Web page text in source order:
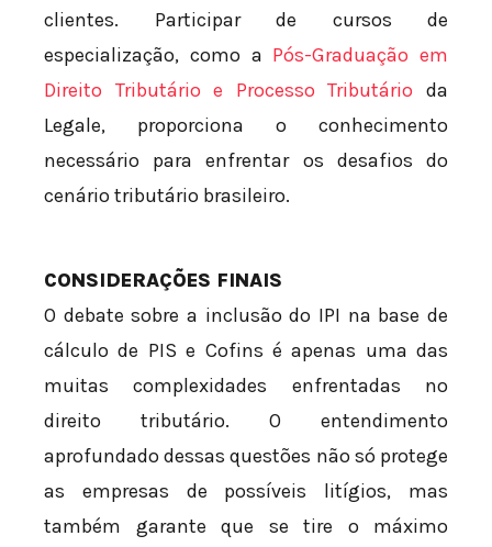
clientes. Participar de cursos de
especialização, como a Pós-Graduação em
Direito Tributário e Processo Tributário da
Legale, proporciona o conhecimento
necessário para enfrentar os desafios do
cenário tributário brasileiro.
CONSIDERAÇÕES FINAIS
O debate sobre a inclusão do IPI na base de
cálculo de PIS e Cofins é apenas uma das
muitas complexidades enfrentadas no
direito tributário. O entendimento
aprofundado dessas questões não só protege
as empresas de possíveis litígios, mas
também garante que se tire o máximo